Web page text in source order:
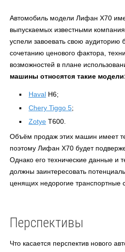
Автомобиль модели Лифан X70
выпускаемых известными
успели завоевать свою аудиторию
сочетанию ценового фактора,
возможностей в плане
машины относятся такие
Haval H6;
Chery Tiggo 5;
Zotye T600.
Объём продаж этих машин имеет
поэтому Лифан X70 будет
Однако его технические данные и
должны заинтересовать
ценящих недорогие транспортные
Перспективы
Что касается перспектив нового